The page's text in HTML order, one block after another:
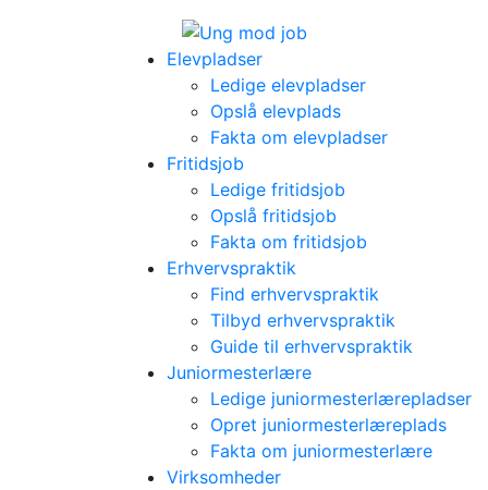
Elevpladser
Ledige elevpladser
Opslå elevplads
Fakta om elevpladser
Fritidsjob
Ledige fritidsjob
Opslå fritidsjob
Fakta om fritidsjob
Erhvervspraktik
Find erhvervspraktik
Tilbyd erhvervspraktik
Guide til erhvervspraktik
Juniormesterlære
Ledige juniormesterlærepladser
Opret juniormesterlæreplads
Fakta om juniormesterlære
Virksomheder